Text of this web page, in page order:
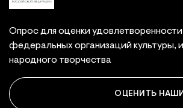
Опрос для оценки
федеральных организаций культуры,
народного творчества
ОЦЕНИТЬ